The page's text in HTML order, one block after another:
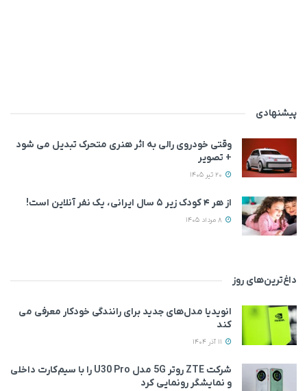
پیشنهادی
وقتی خودروی رالی به اثر هنری متحرک تبدیل می‌ شود
+ تصویر
از هر ۴ کودک زیر ۵ سال ایرانی، یک نفر آنلاین است!
داغ‌ترین‌های روز
انویدیا مدل‌های جدید برای رانندگی خودکار معرفی می
کند
شرکت ZTE روتر 5G مدل U30 Pro را با سیم‌کارت داخلی
و نمایشگر رونمایی کرد